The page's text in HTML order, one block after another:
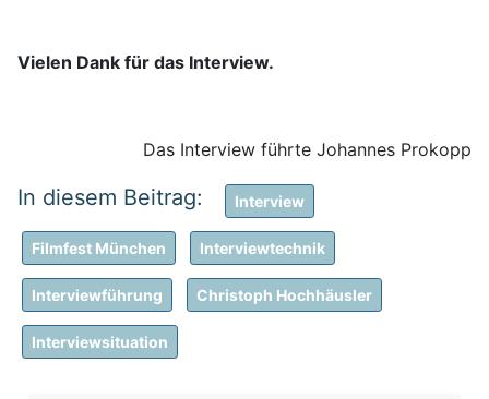
Vielen Dank für das Interview.
Das Interview führte Johannes Prokopp
Interview
Filmfest München Interviewtechnik
Interviewführung Christoph Hochhäusler
Interviewsituation